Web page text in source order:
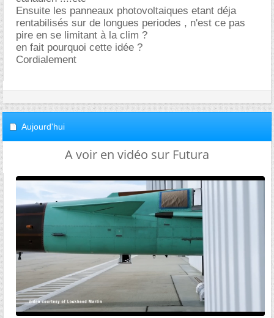
Ensuite les panneaux photovoltaiques etant déja
rentabilisés sur de longues periodes , n'est ce pas
pire en se limitant à la clim ?
en fait pourquoi cette idée ?
Cordialement
Aujourd'hui
A voir en vidéo sur Futura